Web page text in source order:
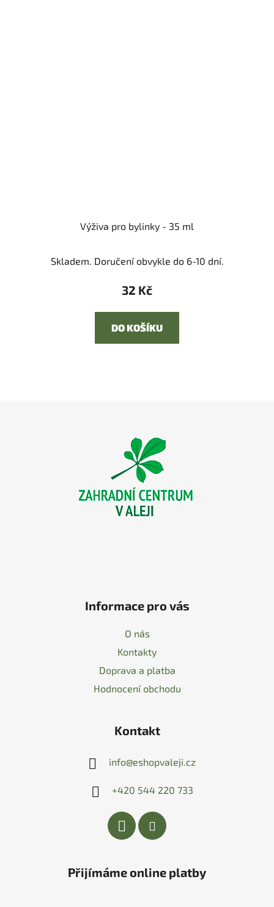
Výživa pro bylinky - 35 ml
Skladem. Doručení obvykle do 6-10 dní.
32 Kč
DO KOŠÍKU
Informace pro vás
O nás
Kontakty
Doprava a platba
Hodnocení obchodu
Kontakt
info@eshopvaleji.cz
+420 544 220 733
Přijímáme online platby